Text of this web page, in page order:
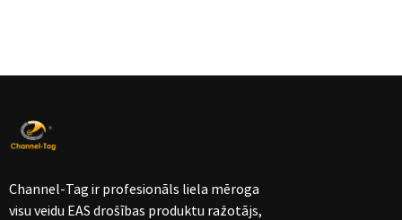
Channel-Tag ir profesionāls liela mēroga
visu veidu EAS drošības produktu ražotājs,